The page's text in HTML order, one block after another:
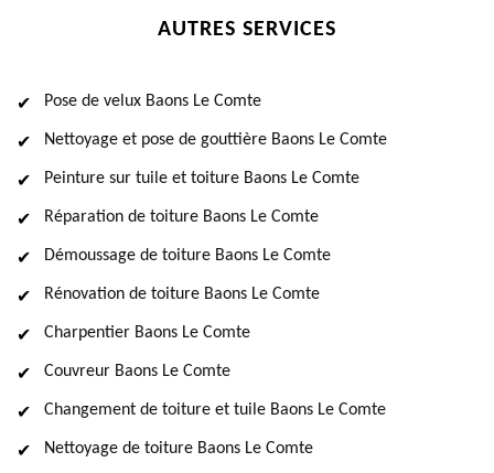
AUTRES SERVICES
Pose de velux Baons Le Comte
Nettoyage et pose de gouttière Baons Le Comte
Peinture sur tuile et toiture Baons Le Comte
Réparation de toiture Baons Le Comte
Démoussage de toiture Baons Le Comte
Rénovation de toiture Baons Le Comte
Charpentier Baons Le Comte
Couvreur Baons Le Comte
Changement de toiture et tuile Baons Le Comte
Nettoyage de toiture Baons Le Comte